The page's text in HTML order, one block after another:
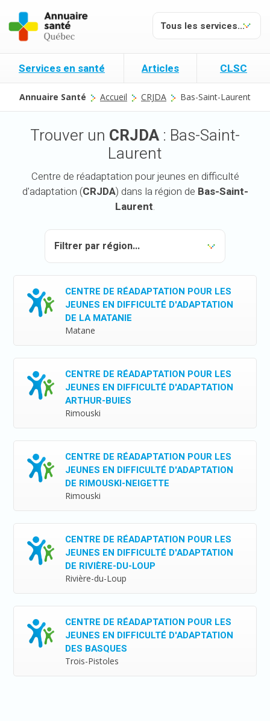
Services en santé Articles CLSC
Annuaire Santé Accueil CRJDA Bas-Saint-Laurent
Trouver un CRJDA: Bas-Saint-
Laurent
Centre de réadaptation pour jeunes en difficulté
d'adaptation (CRJDA) dans la région de Bas-Saint-
Laurent.
CENTRE DE RÉADAPTATION POUR LES
JEUNES EN DIFFICULTÉ D'ADAPTATION
DE LA MATANIE
Matane
CENTRE DE RÉADAPTATION POUR LES
JEUNES EN DIFFICULTÉ D'ADAPTATION
ARTHUR-BUIES
Rimouski
CENTRE DE RÉADAPTATION POUR LES
JEUNES EN DIFFICULTÉ D'ADAPTATION
DE RIMOUSKI-NEIGETTE
Rimouski
CENTRE DE RÉADAPTATION POUR LES
JEUNES EN DIFFICULTÉ D'ADAPTATION
DE RIVIÈRE-DU-LOUP
Rivière-du-Loup
CENTRE DE RÉADAPTATION POUR LES
JEUNES EN DIFFICULTÉ D'ADAPTATION
DES BASQUES
Trois-Pistoles